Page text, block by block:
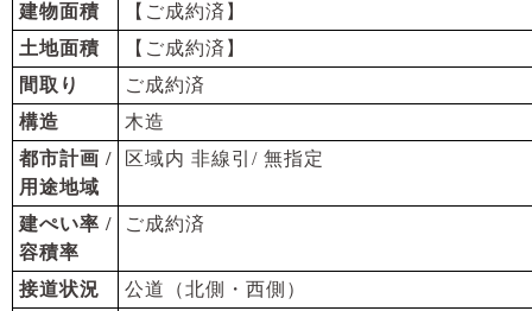
建物面積
【ご成約済】
土地面積
【ご成約済】
間取り
ご成約済
構造
木造
都市計画 /
用途地域
区域内 非線引/ 無指定
建ぺい率 /
容積率
ご成約済
接道状況
公道（北側・西側）